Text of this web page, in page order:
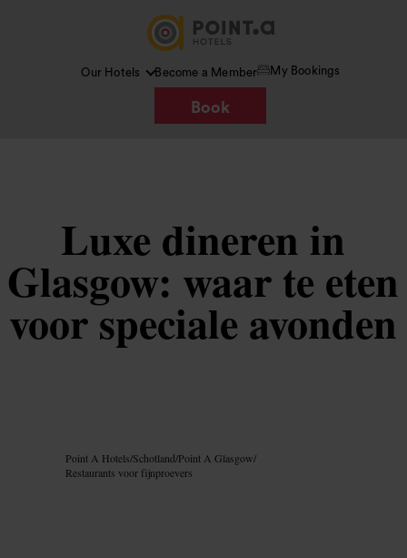
Our Hotels Become a Member My Bookings
Book
Luxe dineren in
Glasgow: waar te eten
voor speciale avonden
Point A Hotels/Schotland/Point A Glasgow/
Restaurants voor fijnproevers